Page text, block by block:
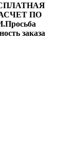
ПО
заказа